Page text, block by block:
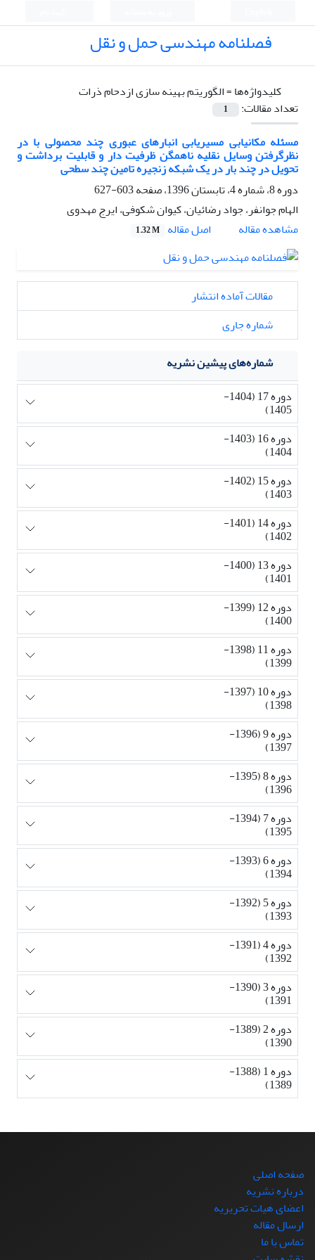
فصلنامه مهندسی حمل و نقل
کلیدواژه‌ها =الگوریتم بهینه سازی ازدحام ذرات
تعداد مقالات:
1
مسئله مکانیابی مسیریابی انبارهای عبوری چند محصولی با در
نظرگرفتن وسایل نقلیه ناهمگن ظرفیت دار و قابلیت برداشت و
تحویل در چند بار در یک شبکه زنجیره تامین چند سطحی
دوره 8، شماره 4، تابستان 1396، صفحه
603-627
الهام جوانفر، جواد رضائیان، کیوان شکوفی، ایرج مهدوی
مشاهده مقاله
اصل مقاله 1.32 M
مقالات آماده انتشار
شماره جاری
شماره‌های پیشین نشریه
دوره 17 (1404-
1405)
دوره 16 (1403-
1404)
دوره 15 (1402-
1403)
دوره 14 (1401-
1402)
دوره 13 (1400-
1401)
دوره 12 (1399-
1400)
دوره 11 (1398-
1399)
دوره 10 (1397-
1398)
دوره 9 (1396-
1397)
دوره 8 (1395-
1396)
دوره 7 (1394-
1395)
دوره 6 (1393-
1394)
دوره 5 (1392-
1393)
دوره 4 (1391-
1392)
دوره 3 (1390-
1391)
دوره 2 (1389-
1390)
دوره 1 (1388-
1389)
صفحه اصلی
درباره نشریه
اعضای هیات تحریریه
ارسال مقاله
تماس با ما